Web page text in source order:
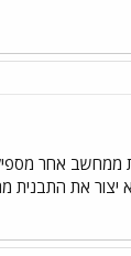
ממחשב אחר
יצור את